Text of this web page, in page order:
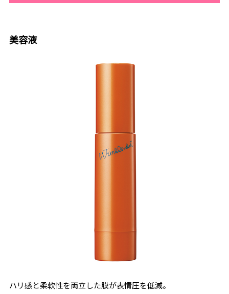
美容液
ハリ感と柔軟性を両立した膜が表情圧を低減。